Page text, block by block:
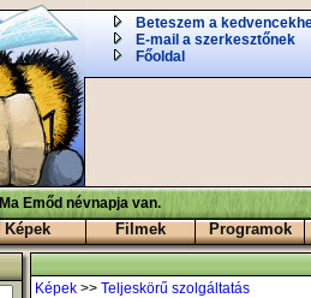
Beteszem a
E-mail a szerkesztőnek
Főoldal
Ma Emőd névnapja van.
Képek Filmek Programok
Képek >> Teljeskörű szolgáltatás